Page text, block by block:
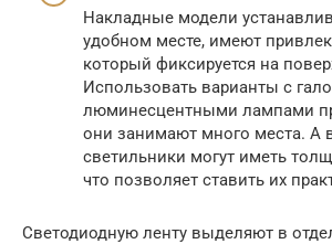
Накладные модели
удобном месте, имеют
который фиксируется на
Использовать варианты с
люминесцентными лампами
они занимают много места. А
светильники могут иметь
что позволяет ставить их
Светодиодную ленту выделяют в